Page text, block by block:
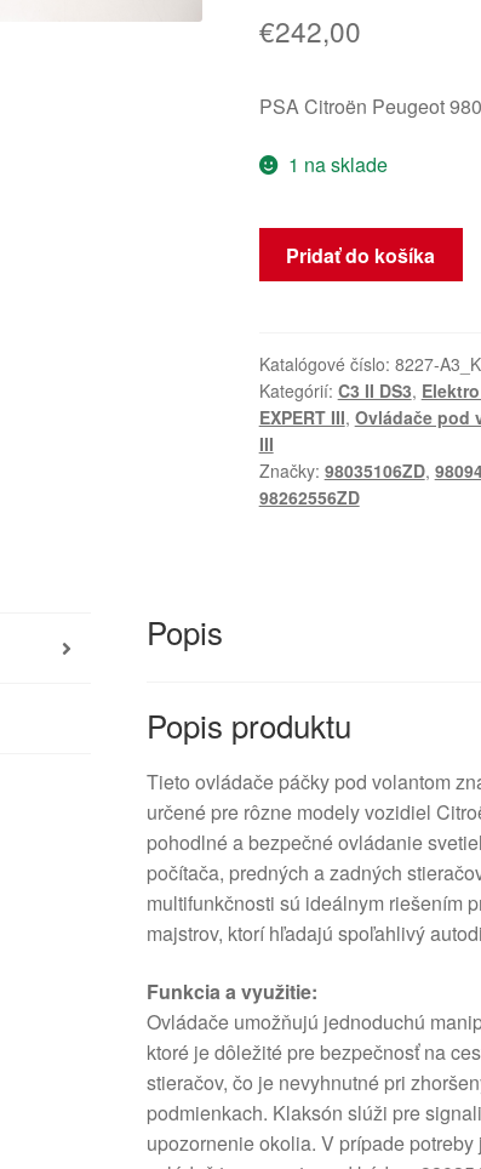
€242,00
PSA Citroën Peugeot
1 na sklade
množstvo
Ovládače
Peugeot
98094483ZD
98262556ZD
Pridať do košíka
Katalógové číslo: 8227-
Kategórií: C3 II DS3,
EXPERT III, Ovládače pod
III
Značky: 98035106ZD,
98262556ZD
Popis
Popis produktu
Tieto ovládače páčky pod volantom
určené pre rôzne modely vozidiel
pohodlné a bezpečné ovládanie
počítača, predných a zadných
multifunkčnosti sú ideálnym riešením
majstrov, ktorí hľadajú spoľahlivý
Funkcia a využitie:
Ovládače umožňujú jednoduchú
ktoré je dôležité pre bezpečnosť na
stieračov, čo je nevyhnutné pri
podmienkach. Klaksón slúži pre
upozornenie okolia. V prípade